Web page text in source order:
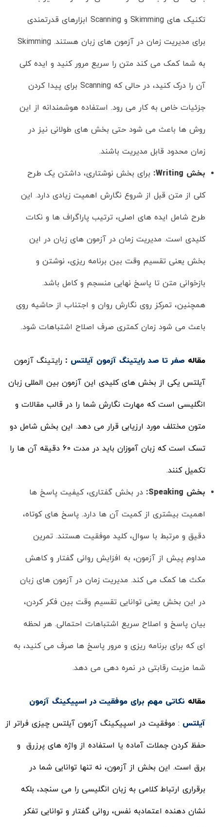
تکنیک های Skimming و Scanning ابزارهای قدرتمندی
برای مدیریت زمان در آزمون های زبان هستند. Skimming
به شما کمک می کند متن را سریع مرور کنید و ایده کلی
آن را درک کنید، در حالی که Scanning برای پیدا کردن
جزئیات خاص به کار می رود. استفاده هوشمندانه از این
روش ها باعث می شود حتی بخش های طولانی نیز در
زمان محدود قابل مدیریت باشند.
بخش برای بخش نوشتاری، داشتن یک طرح
کلی از متن قبل از شروع نگارش اهمیت زیادی دارد. این
طرح شامل ایده های اصلی، ترتیب پاراگراف ها و نکات
کلیدی است. مدیریت زمان در آزمون های زبان در این
بخش یعنی تقسیم وقت بین برنامه ریزی، نوشتن و
بازخوانی متن تا پاسخ نهایی منسجم و کامل باشد.
همچنین، تمرکز روی نگارش روان و اجتناب از حاشیه روی
باعث می شود زمان کمتری صرف اصلاح اشتباهات شود.
مقاله صفر تا صد رایتینگ آزمون آیلتس : رایتینگ آزمون
آیلتس یکی از بخش های کلیدی این آزمون بین المللی زبان
انگلیسی است که مهارت نگارش شما را در قالب مقالات و
متون مختلف مورد ارزیابی قرار می دهد. این بخش شامل دو
تسک است که زبان آموزان باید در مدت 60 دقیقه آن ها را
تکمیل کنند.
بخش در بخش گفتاری، کیفیت پاسخ ها
اهمیت بیشتری از کمیت آن ها دارد. پاسخ های کوتاه،
دقیق و مرتبط با سوال، کلید موفقیت هستند. تمرین
مداوم پیش از آزمون، به افزایش روانی گفتار و کاهش
مکث ها کمک می کند. مدیریت زمان در آزمون های زبان
در این بخش یعنی توانایی تقسیم وقت بین فکر کردن،
بیان پاسخ و اصلاح سریع اشتباهات احتمالی. هر لحظه
ای که برای برنامه ریزی و مرور پاسخ ها صرف می کنید، به
شما مزیت رقابتی در نمره دهی می دهد.
مقاله نکاتی مهم برای موفقیت در اسپیکینگ آزمون
آیلتس : موفقیت در اسپیکینگ آزمون آیلتس چیزی فراتر از
حفظ کردن جملات آماده یا استفاده از واژه های پرزرق و
برق است. این بخش از آزمون، نه تنها توانایی شما در
برقراری ارتباط کلامی به زبان انگلیسی را می سنجد، بلکه
نشان دهنده اعتمادبه نفس، روانی گفتار و توانایی تفکر